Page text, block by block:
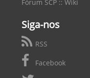
Fórum SCP :: Wiki
Siga-nos
RSS
Facebook